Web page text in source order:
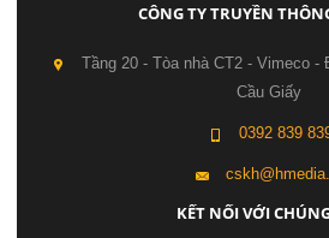
CÔNG TY TRUYỀN
Tầng 20 - Tòa nhà CT2 - Vimeco -
Cầu Giấy
0392 839
KẾT NỐI VỚI